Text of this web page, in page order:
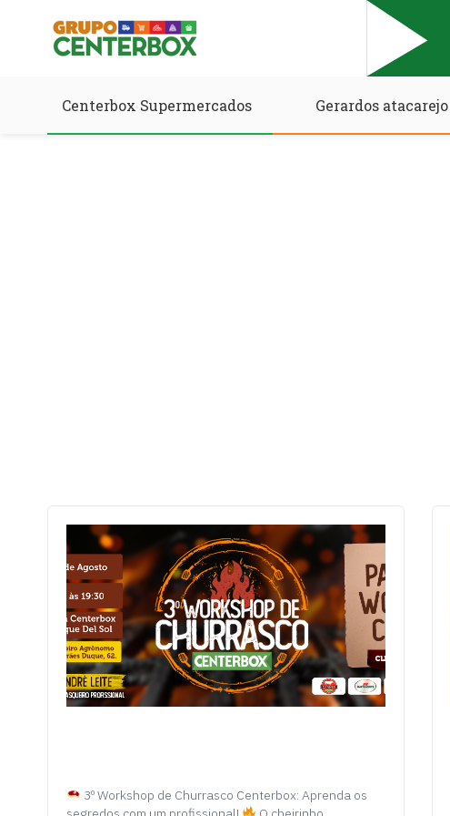
Centerbox Supermercados Gerardos atacarejo
3º Workshop de Churrasco Centerbox: Aprenda os